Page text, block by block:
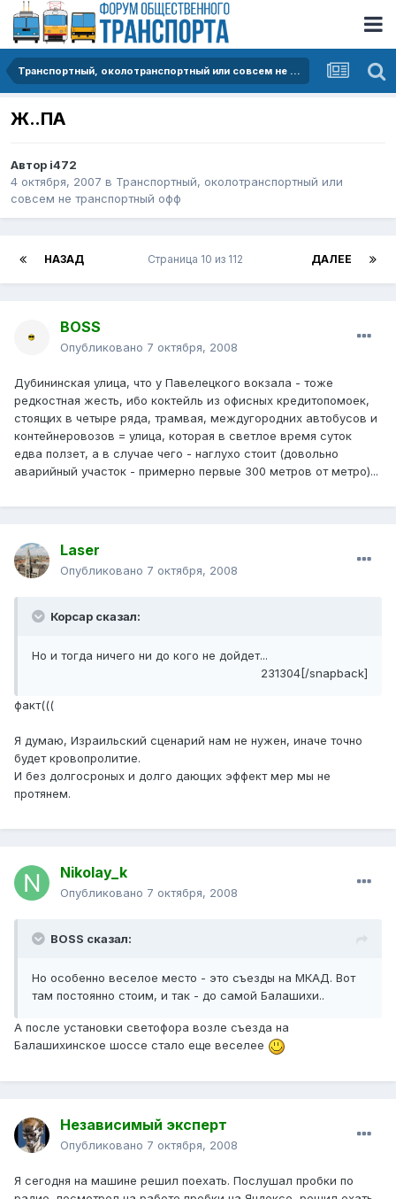
Транспортный, околотранспортный или совсем не транспортный офф
Ж..ПА
Автор i472
4 октября, 2007 в Транспортный, околотранспортный или
совсем не транспортный офф
НАЗАД ДАЛЕЕ
Страница 10 из 112
BOSS
Опубликовано 7 октября, 2008
Дубининская улица, что у Павелецкого вокзала - тоже
редкостная жесть, ибо коктейль из офисных кредитопомоек,
стоящих в четыре ряда, трамвая, междугородних автобусов и
контейнеровозов = улица, которая в светлое время суток
едва ползет, а в случае чего - наглухо стоит (довольно
аварийный участок - примерно первые 300 метров от метро)...
Laser
Опубликовано 7 октября, 2008
Корсар сказал:
Но и тогда ничего ни до кого не дойдет...
231304[/snapback]
факт(((
Я думаю, Израильский сценарий нам не нужен, иначе точно
будет кровопролитие.
И без долгосроных и долго дающих эффект мер мы не
протянем.
Nikolay_k
Опубликовано 7 октября, 2008
BOSS сказал:
Но особенно веселое место - это съезды на МКАД. Вот
там постоянно стоим, и так - до самой Балашихи..
А после установки светофора возле съезда на
Балашихинское шоссе стало еще веселее
Независимый эксперт
Опубликовано 7 октября, 2008
Я сегодня на машине решил поехать. Послушал пробки по